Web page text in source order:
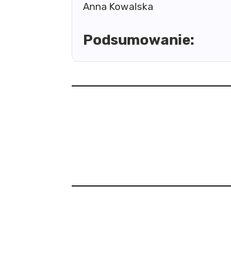
Anna Kowalska
Podsumowanie: